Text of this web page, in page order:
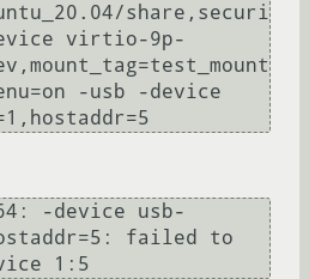
share,securi
virtio-9p-
-usb -device
-device usb-
failed to